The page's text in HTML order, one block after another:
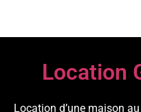
Location
Location d’une maison au